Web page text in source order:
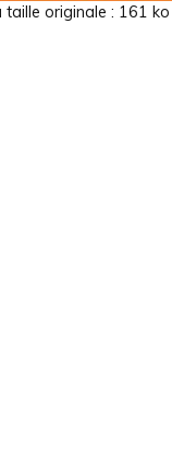
originale : 161 ko